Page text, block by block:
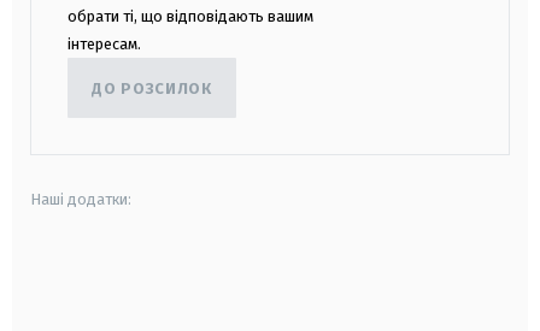
обрати ті, що відповідають вашим
інтересам.
ДО РОЗСИЛОК
Наші додатки: